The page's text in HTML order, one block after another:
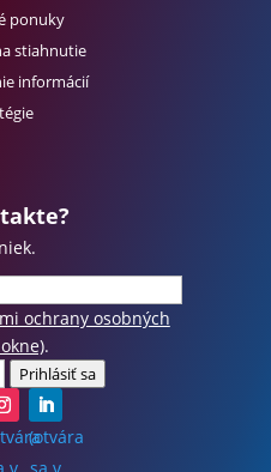
ponuky
stiahnutie
informácií
ochrany osobných
.
Prihlásiť sa
(otvára